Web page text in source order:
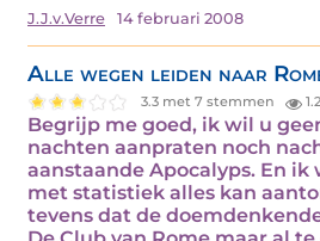
J.J.v.Verre 14 februari 2008
Alle wegen leiden naar
3.3 met 7 stemmen
Begrijp me goed, ik wil u
nachten aanpraten noch
aanstaande Apocalyps. En ik
met statistiek alles kan
tevens dat de